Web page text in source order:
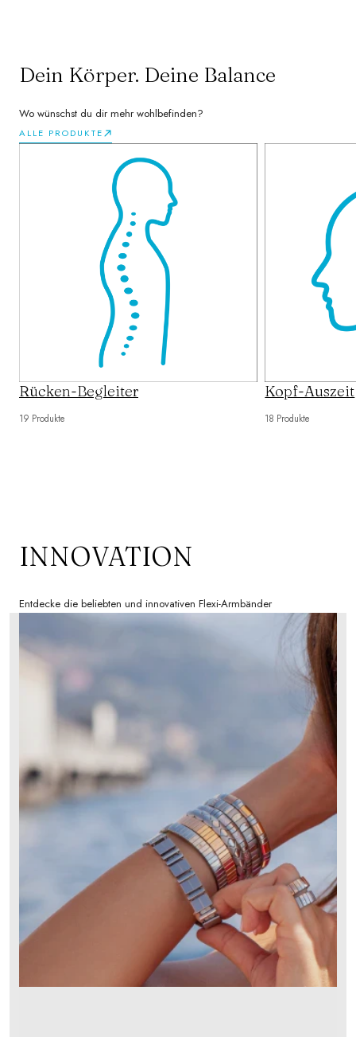
Dein Körper. Deine Balance
Wo wünschst du dir mehr wohlbefinden?
ALLE PRODUKTE
Rücken-Begleiter
19 Produkte
Kopf-Auszeit
18 Produkte
INNOVATION
Entdecke die beliebten und innovativen Flexi-Armbänder